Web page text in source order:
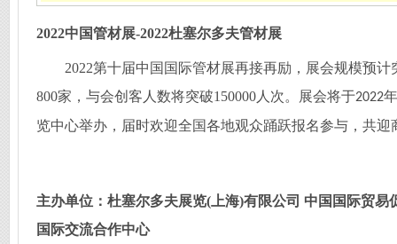
2022中国管材展-2022杜塞尔多夫管材展
2022第十届中国国际管材展再接再励，展会规模预计
800家，与会创客人数将突破150000 人次。展会将于2022年
览中心举办，届时欢迎全国各地观众踊跃报名参与，共迎
主办单位：杜塞尔多夫展览(上海)有限公司 中国国际贸易
国际交流合作中心